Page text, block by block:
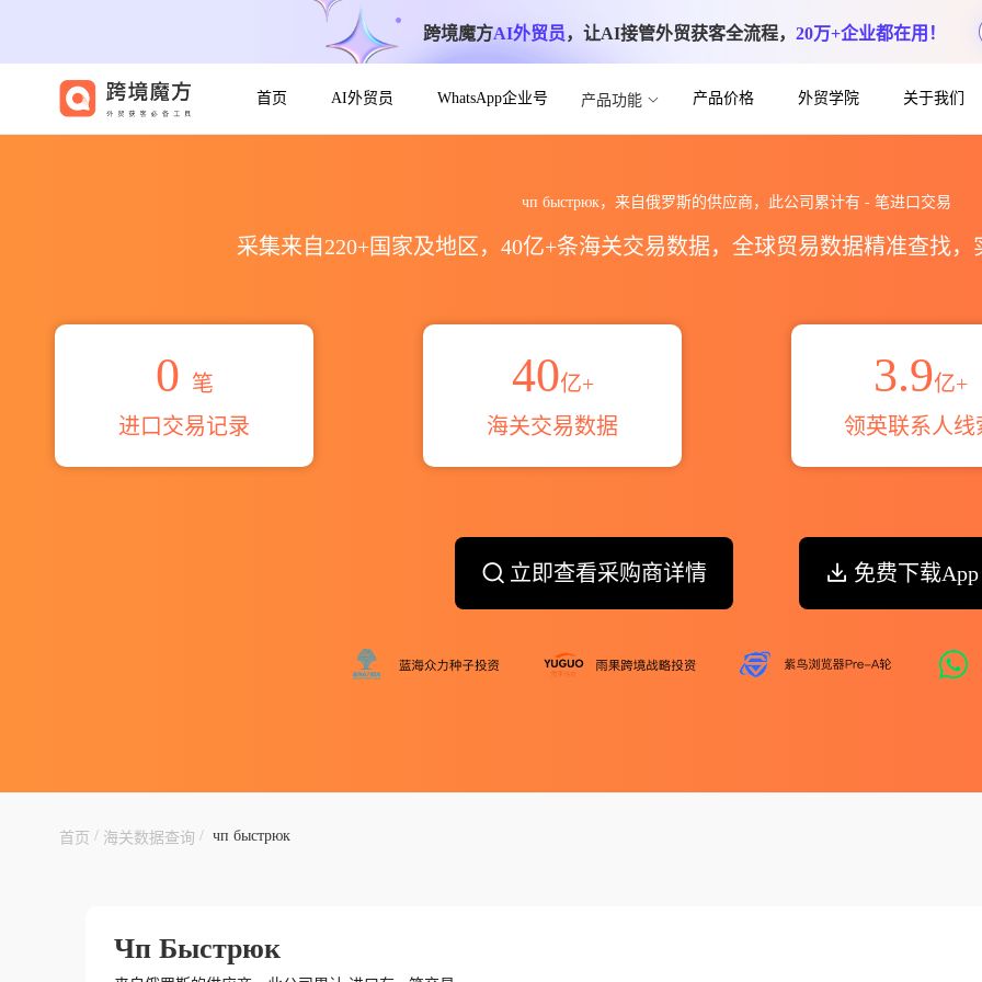
跨境魔方AI外贸员，让AI接管外贸获客全流程， 20万+企业都在用！
首页 AI外贸员 WhatsApp企业号 产品功能 产品价格 外贸学院 关于我们
чп быстрюк，来自俄罗斯的供应商，此公司累计有 - 笔进口交易
采集来自220+国家及地区，40亿+条海关交易数据，全球贸易数据精准查找
0 笔
进口交易记录
40亿+
海关交易数据
3.9亿+
领英联系人线
立即查看采购商详情 免费下载App
首页 / 海关数据查询 / чп быстрюк
Чп Быстрюк